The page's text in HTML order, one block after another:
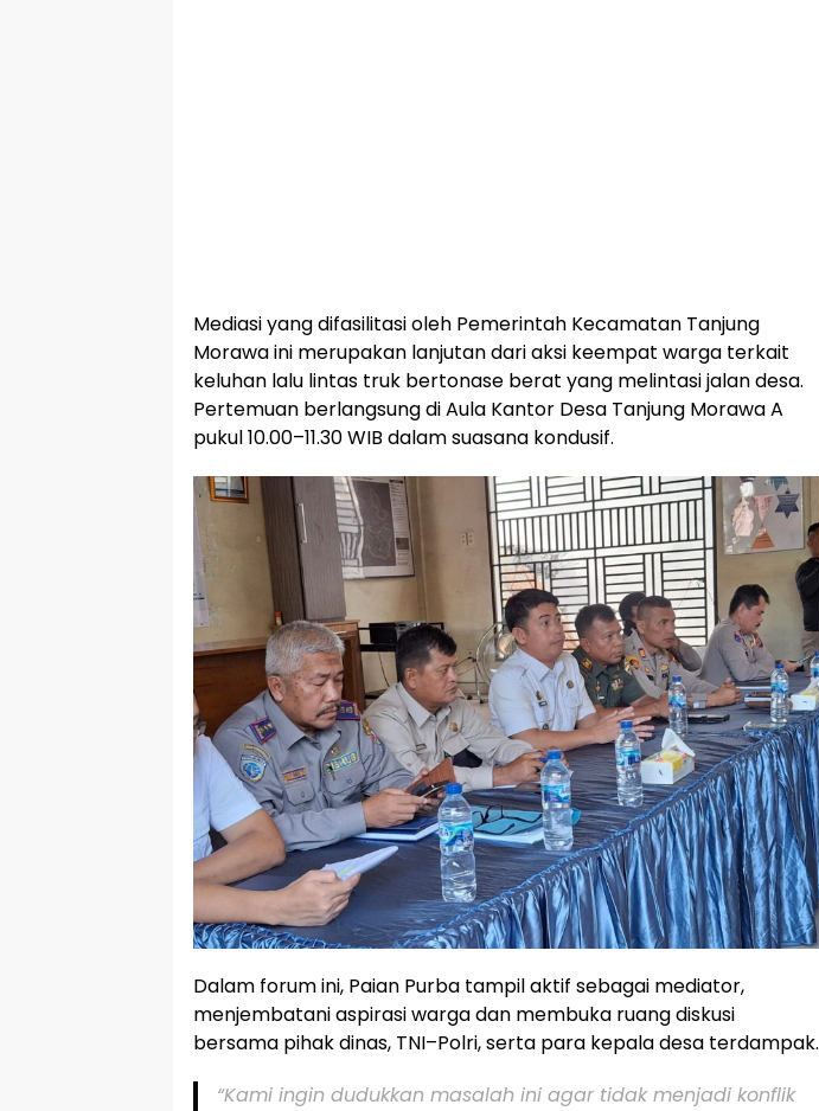
Mediasi yang difasilitasi oleh Pemerintah Kecamatan Tanjung
Morawa ini merupakan lanjutan dari aksi keempat warga terkait
keluhan lalu lintas truk bertonase berat yang melintasi jalan desa.
Pertemuan berlangsung di Aula Kantor Desa Tanjung Morawa A
pukul 10.00–11.30 WIB dalam suasana kondusif.
Dalam forum ini, Paian Purba tampil aktif sebagai mediator,
menjembatani aspirasi warga dan membuka ruang diskusi
bersama pihak dinas, TNI–Polri, serta para kepala desa terdampak.
“Kami ingin dudukkan masalah ini agar tidak menjadi konflik